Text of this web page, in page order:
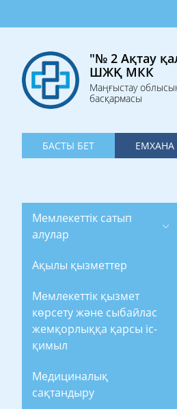
"№ 2 Ақтау
ШЖҚ МКК
Маңғыстау
басқармасы
БАСТЫ БЕТ ЕМХАНА
Мемлекеттік сатып
алулар
Ақылы қызметтер
Мемлекеттік қызмет
көрсету және сыбайлас
жемқорлыққа қарсы іс-
қимыл
Медициналық
сақтандыру